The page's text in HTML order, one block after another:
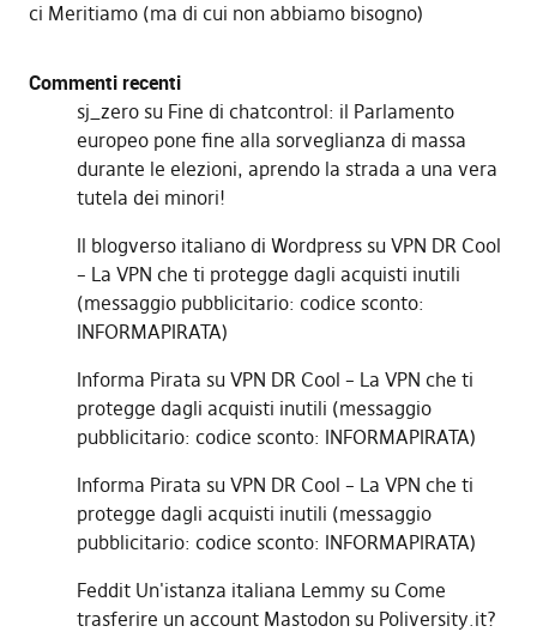
ci Meritiamo (ma di cui non abbiamo bisogno)
Commenti recenti
sj_zerosu Fine di chatcontrol: il Parlamento
europeo pone fine alla sorveglianza di massa
durante le elezioni, aprendo la strada a una vera
tutela dei minori!
Il blogverso italiano di Wordpresssu VPN DR Cool
– La VPN che ti protegge dagli acquisti inutili
(messaggio pubblicitario: codice sconto:
INFORMAPIRATA)
Informa Pirata su VPN DR Cool – La VPN che ti
protegge dagli acquisti inutili (messaggio
pubblicitario: codice sconto: INFORMAPIRATA)
Informa Pirata su VPN DR Cool – La VPN che ti
protegge dagli acquisti inutili (messaggio
pubblicitario: codice sconto: INFORMAPIRATA)
Feddit Un'istanza italiana Lemmy su Come
trasferire un account Mastodon su Poliversity.it?